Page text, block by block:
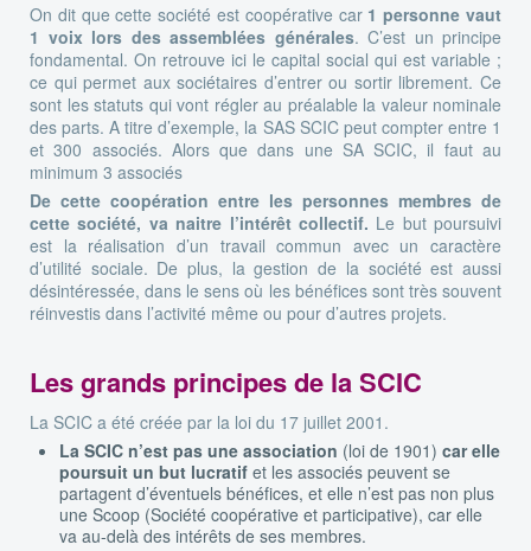
On dit que cette société est coopérative car 1 personne vaut
1 voix lors des assemblées générales. C’est un principe
fondamental. On retrouve ici le capital social qui est variable ;
ce qui permet aux sociétaires d’entrer ou sortir librement. Ce
sont les statuts qui vont régler au préalable la valeur nominale
des parts. A titre d’exemple, la SAS SCIC peut compter entre 1
et 300 associés. Alors que dans une SA SCIC, il faut au
minimum 3 associés
De cette coopération entre les personnes membres de
cette société, va naitre l’intérêt collectif. Le but poursuivi
est la réalisation d’un travail commun avec un caractère
d’utilité sociale. De plus, la gestion de la société est aussi
désintéressée, dans le sens où les bénéfices sont très souvent
réinvestis dans l’activité même ou pour d’autres projets.
Les grands principes de la SCIC
La SCIC a été créée par la loi du 17 juillet 2001.
La SCIC n’est pas une association (loi de 1901) car elle
poursuit un but lucratif et les associés peuvent se
partagent d’éventuels bénéfices, et elle n’est pas non plus
une Scoop (Société coopérative et participative), car elle
va au-delà des intérêts de ses membres.